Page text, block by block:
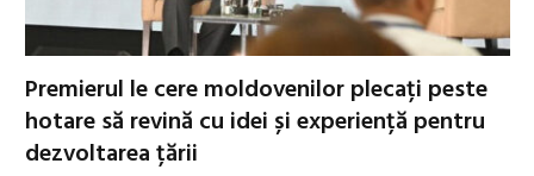
Premierul le cere moldovenilor plecați peste
hotare să revină cu idei și experiență pentru
dezvoltarea țării